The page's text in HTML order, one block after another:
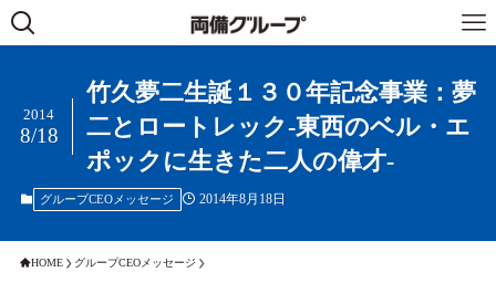
竹久夢二生誕１３０年記念事業：夢
二とロートレック-東西のベル・エ
ポックに生きた二人の偉才-
2014
8/18
グループCEOメッセージ 2014年8月18日
HOME グループCEOメッセージ